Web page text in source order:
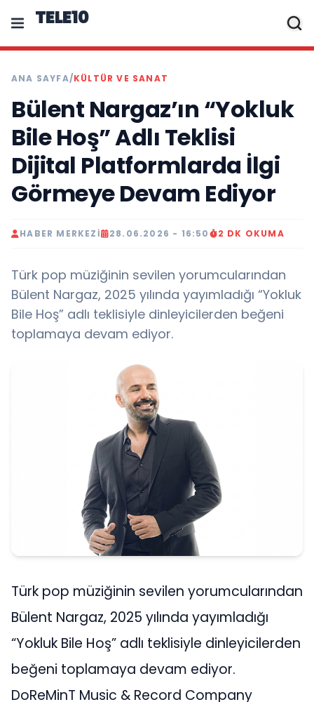
TELE10
ANA SAYFA/KÜLTÜR VE SANAT
Bülent Nargaz’ın “Yokluk
Bile Hoş” Adlı Teklisi
Dijital Platformlarda İlgi
Görmeye Devam Ediyor
HABER MERKEZI 28.06.2026 - 16:50 2 DK OKUMA
Türk pop müziğinin sevilen yorumcularından
Bülent Nargaz, 2025 yılında yayımladığı “Yokluk
Bile Hoş” adlı teklisiyle dinleyicilerden beğeni
toplamaya devam ediyor.
Türk pop müziğinin sevilen yorumcularından
Bülent Nargaz, 2025 yılında yayımladığı
“Yokluk Bile Hoş” adlı teklisiyle dinleyicilerden
beğeni toplamaya devam ediyor.
DoReMinT Music & Record Company